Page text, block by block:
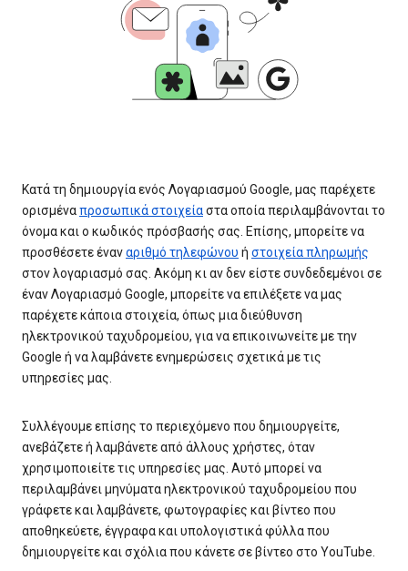
Κατά τη δημιουργία ενός Λογαριασμού Google, μας παρέχετε
ορισμέναπροσωπικά στοιχείαστα οποία περιλαμβάνονται το
όνομα και ο κωδικός πρόσβασής σας. Επίσης, μπορείτε να
προσθέσετε έναναριθμό τηλεφώνου ή στοιχεία πληρωμής
στον λογαριασμό σας. Ακόμη κι αν δεν είστε συνδεδεμένοι σε
έναν Λογαριασμό Google, μπορείτε να επιλέξετε να μας
παρέχετε κάποια στοιχεία, όπως μια διεύθυνση
ηλεκτρονικού ταχυδρομείου, για να επικοινωνείτε με την
Google ή να λαμβάνετε ενημερώσεις σχετικά με τις
υπηρεσίες μας.
Συλλέγουμε επίσης το περιεχόμενο που δημιουργείτε,
ανεβάζετε ή λαμβάνετε από άλλους χρήστες, όταν
χρησιμοποιείτε τις υπηρεσίες μας. Αυτό μπορεί να
περιλαμβάνει μηνύματα ηλεκτρονικού ταχυδρομείου που
γράφετε και λαμβάνετε, φωτογραφίες και βίντεο που
αποθηκεύετε, έγγραφα και υπολογιστικά φύλλα που
δημιουργείτε και σχόλια που κάνετε σε βίντεο στο YouTube.